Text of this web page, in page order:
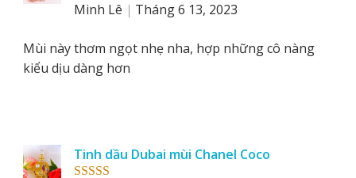
Rated 5out
Minh Lê
Tháng 6 13, 2023
Mùi này thơm ngọt nhẹ nha, hợp những cô nàng
kiểu dịu dàng hơn
Tinh dầu Dubai mùi Chanel Coco